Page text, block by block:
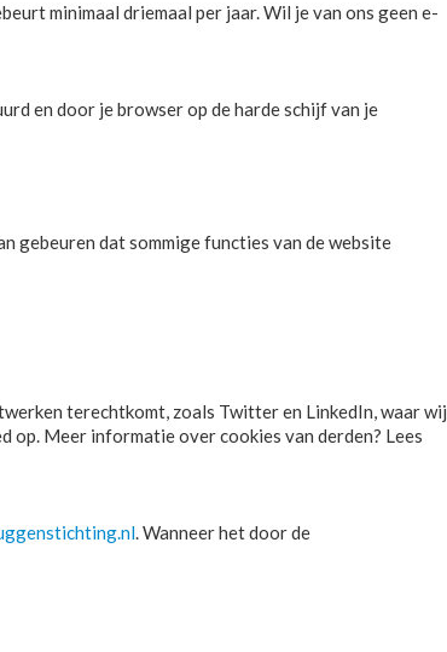
minimaal driemaal per jaar. Wil je van ons geen e-
en door je browser op de harde schijf van je
gebeuren dat sommige functies van de website
terechtkomt, zoals Twitter en LinkedIn, waar wij
op. Meer informatie over cookies van derden? Lees
. Wanneer het door de